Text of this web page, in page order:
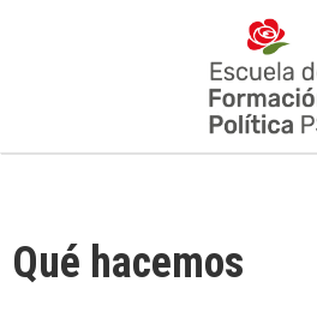
Qué hacemos